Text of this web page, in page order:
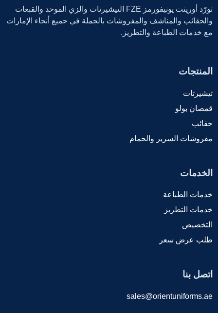
تورّد أورينت يونيفورمز FZE التيشيرتات والزي الموحد والقبعات
والحقائب والمناشف والمفروشات بالجملة في جميع أنحاء الإمارات
مع خدمات الطباعة والتطريز.
المنتجات
تيشيرتات
قمصان بولو
حقائب
مفروشات السرير والحمام
الخدمات
خدمات الطباعة
خدمات التطريز
التخصيص
طلب عرض سعر
اتصل بنا
sales@orientuniforms.ae